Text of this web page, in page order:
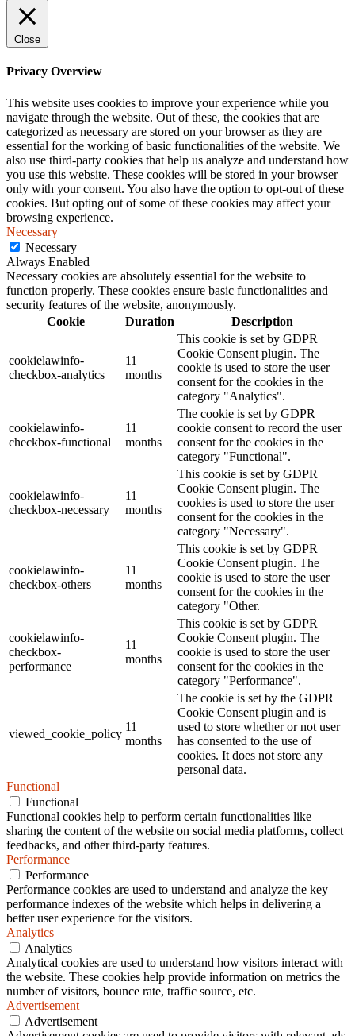
Close
Privacy Overview
This website uses cookies to improve your experience while you
navigate through the website. Out of these, the cookies that are
categorized as necessary are stored on your browser as they are
essential for the working of basic functionalities of the website. We
also use third-party cookies that help us analyze and understand how
you use this website. These cookies will be stored in your browser
only with your consent. You also have the option to opt-out of these
cookies. But opting out of some of these cookies may affect your
browsing experience.
Necessary
Necessary
Always Enabled
Necessary cookies are absolutely essential for the website to
function properly. These cookies ensure basic functionalities and
security features of the website, anonymously.
Cookie
Duration Description
cookielawinfo-
checkbox-analytics
11
months
This cookie is set by GDPR
Cookie Consent plugin. The
cookie is used to store the user
consent for the cookies in the
category "Analytics".
cookielawinfo-
checkbox-functional
11
months
The cookie is set by GDPR
cookie consent to record the user
consent for the cookies in the
category "Functional".
cookielawinfo-
checkbox-necessary
11
months
This cookie is set by GDPR
Cookie Consent plugin. The
cookies is used to store the user
consent for the cookies in the
category "Necessary".
cookielawinfo-
checkbox-others
11
months
This cookie is set by GDPR
Cookie Consent plugin. The
cookie is used to store the user
consent for the cookies in the
category "Other.
cookielawinfo-
checkbox-
performance
11
months
This cookie is set by GDPR
Cookie Consent plugin. The
cookie is used to store the user
consent for the cookies in the
category "Performance".
viewed_cookie_policy
11
months
The cookie is set by the GDPR
Cookie Consent plugin and is
used to store whether or not user
has consented to the use of
cookies. It does not store any
personal data.
Functional
Functional
Functional cookies help to perform certain functionalities like
sharing the content of the website on social media platforms, collect
feedbacks, and other third-party features.
Performance
Performance
Performance cookies are used to understand and analyze the key
performance indexes of the website which helps in delivering a
better user experience for the visitors.
Analytics
Analytics
Analytical cookies are used to understand how visitors interact with
the website. These cookies help provide information on metrics the
number of visitors, bounce rate, traffic source, etc.
Advertisement
Advertisement